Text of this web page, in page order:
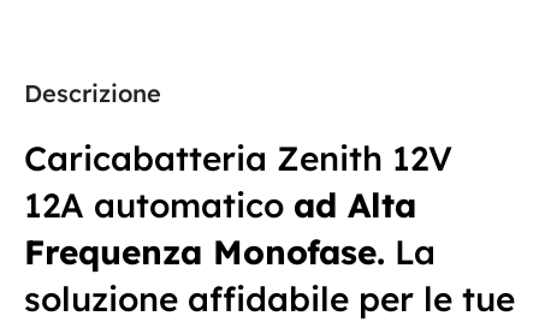
Descrizione
Caricabatteria Zenith 12V
12A automatico ad Alta
Frequenza Monofase. La
soluzione affidabile per le tue
PRODUTTORE
Zenith
CAPACITÀ IN AH
CAPACITÀ IN AH
20Ah
TENSIONE IN VOLT